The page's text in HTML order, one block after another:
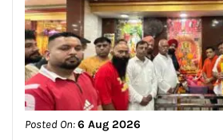
Posted On:6 Aug 2026